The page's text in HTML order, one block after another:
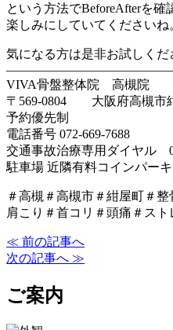
という方法でBeforeAfterを確
楽しみにしていてくださいね
気になる方は是非お試しくだ
VIVA骨盤整体院 高槻院
〒569-0804 大阪府高槻市
予約優先制
電話番号 072-669-7688
交通事故治療専用ダイヤル
駐車場 近隣有料コインパー
＃高槻＃高槻市＃紺屋町＃
肩こり＃首コリ＃頭痛＃ス
≪ 前の記事へ
次の記事へ ≫
ご案内